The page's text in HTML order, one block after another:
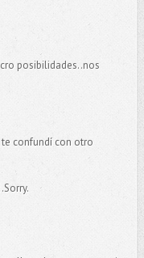
posibilidades..nos
confundí con otro